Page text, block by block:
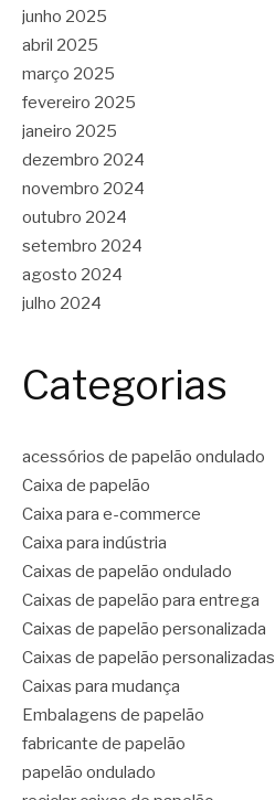
junho 2025
abril 2025
março 2025
fevereiro 2025
janeiro 2025
dezembro 2024
novembro 2024
outubro 2024
setembro 2024
agosto 2024
julho 2024
Categorias
acessórios de papelão ondulado
Caixa de papelão
Caixa para e-commerce
Caixa para indústria
Caixas de papelão ondulado
Caixas de papelão para entrega
Caixas de papelão personalizada
Caixas de papelão personalizadas
Caixas para mudança
Embalagens de papelão
fabricante de papelão
papelão ondulado